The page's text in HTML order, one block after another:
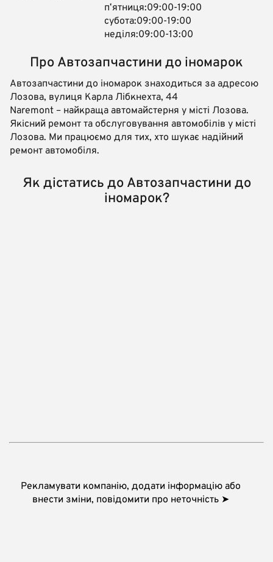
пʼятниця:09:00-19:00
субота:09:00-19:00
неділя:09:00-13:00
Про Автозапчастини до іномарок
Автозапчастини до іномарок знаходиться за адресою
Лозова, вулиця Карла Лібкнехта, 44
Naremont – найкраща автомайстерня у місті Лозова.
Якісний ремонт та обслуговування автомобілів у місті
Лозова. Ми працюємо для тих, хто шукає надійний
ремонт автомобіля.
Як дістатись до Автозапчастини до
іномарок?
Рекламувати компанію, додати інформацію або
внести зміни, повідомити про неточність ➤